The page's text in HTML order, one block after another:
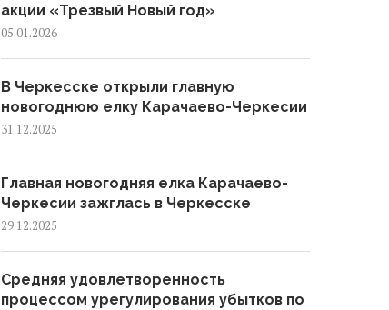
акции «Трезвый Новый год»
05.01.2026
В Черкесске открыли главную
новогоднюю елку Карачаево-Черкесии
31.12.2025
Главная новогодняя елка Карачаево-
Черкесии зажглась в Черкесске
29.12.2025
Средняя удовлетворенность
процессом урегулирования убытков по